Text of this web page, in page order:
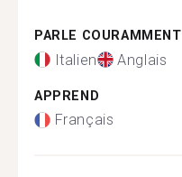
PARLE COURAMMENT
Italien Anglais
APPREND
Français